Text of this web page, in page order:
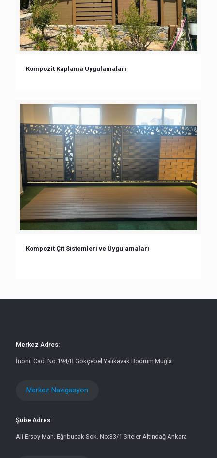
Kompozit Kaplama Uygulamaları
Kompozit Çit Sistemleri ve Uygulamaları
Merkez Adres:
İnönü Cad. No:194/B Gökçebel Yalıkavak Bodrum Muğla
Merkez Navigasyon
Şube Adres:
Ali Ersoy Mah. Eğribucak Sok. No:33/1 Siteler Altındağ Ankara